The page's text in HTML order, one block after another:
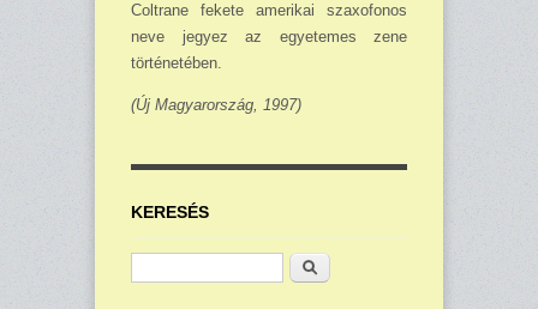
Coltrane fekete amerikai szaxofonos
neve jegyez az egyetemes zene
történetében.
(Új Magyarország, 1997)
KERESÉS
Keresés